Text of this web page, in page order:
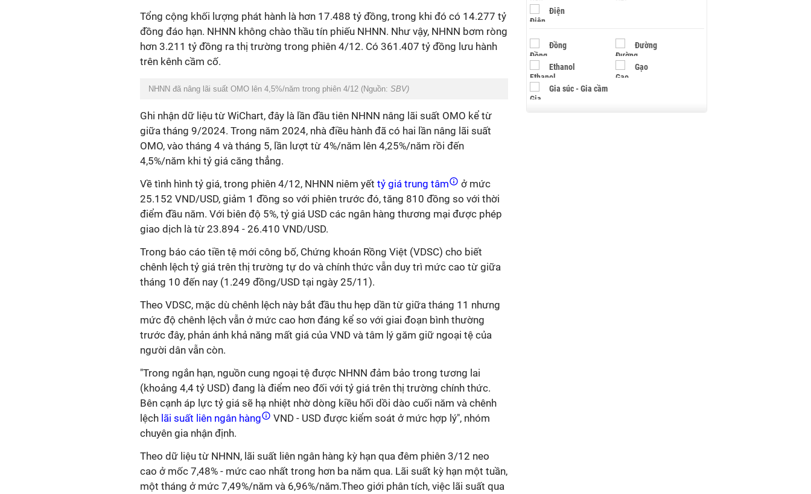
Tổng cộng khối lượng phát hành là hơn 17.488 tỷ đồng, trong khi đó có 14.277 tỷ
đồng đáo hạn. NHNN không chào thầu tín phiếu NHNN. Như vậy, NHNN bơm ròng
hơn 3.211 tỷ đồng ra thị trường trong phiên 4/12. Có 361.407 tỷ đồng lưu hành
trên kênh cầm cố.
NHNN đã nâng lãi suất OMO lên 4,5%/năm trong phiên 4/12 (Nguồn: SBV)
Ghi nhận dữ liệu từ WiChart, đây là lần đầu tiên NHNN nâng lãi suất OMO kể từ
giữa tháng 9/2024. Trong năm 2024, nhà điều hành đã có hai lần nâng lãi suất
OMO, vào tháng 4 và tháng 5, lần lượt từ 4%/năm lên 4,25%/năm rồi đến
4,5%/năm khi tỷ giá căng thẳng.
Về tình hình tỷ giá, trong phiên 4/12, NHNN niêm yết tỷ giá trung tâm
ở mức
25.152 VND/USD, giảm 1 đồng so với phiên trước đó, tăng 810 đồng so với thời
điểm đầu năm. Với biên độ 5%, tỷ giá USD các ngân hàng thương mại được phép
giao dịch là từ 23.894 - 26.410 VND/USD.
Trong báo cáo tiền tệ mới công bố, Chứng khoán Rồng Việt (VDSC) cho biết
chênh lệch tỷ giá trên thị trường tự do và chính thức vẫn duy trì mức cao từ giữa
tháng 10 đến nay (1.249 đồng/USD tại ngày 25/11).
Theo VDSC, mặc dù chênh lệch này bắt đầu thu hẹp dần từ giữa tháng 11 nhưng
mức độ chênh lệch vẫn ở mức cao hơn đáng kể so với giai đoạn bình thường
trước đây, phản ánh khả năng mất giá của VND và tâm lý găm giữ ngoại tệ của
người dân vẫn còn.
"Trong ngắn hạn, nguồn cung ngoại tệ được NHNN đảm bảo trong tương lai
(khoảng 4,4 tỷ USD) đang là điểm neo đối với tỷ giá trên thị trường chính thức.
Bên cạnh áp lực tỷ giá sẽ hạ nhiệt nhờ dòng kiều hối dồi dào cuối năm và chênh
lệch lãi suất liên ngân hàng
VND - USD được kiểm soát ở mức hợp lý", nhóm
chuyên gia nhận định.
Theo dữ liệu từ NHNN, lãi suất liên ngân hàng kỳ hạn qua đêm phiên 3/12 neo
cao ở mốc 7,48% - mức cao nhất trong hơn ba năm qua. Lãi suất kỳ hạn một tuần,
một tháng ở mức 7,49%/năm và 6,96%/năm.Theo giới phân tích, việc lãi suất qua
Điện
Đồng Đường
Ethanol Gạo
Gia súc - Gia cầm